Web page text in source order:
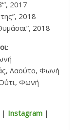
2017
2018
2018
:
Λαούτο, Φωνή
Φωνή
| Instagram |